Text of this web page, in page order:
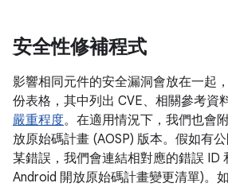
安全性修補程式
影響相同元件的安全漏洞會放在一起
份表格，其中列出 CVE、相關參考資料
嚴重程度。在適用情況下，我們也會
放原始碼計畫 (AOSP) 版本。假如有
某錯誤，我們會連結相對應的錯誤 ID
Android 開放原始碼計畫變更清單)。